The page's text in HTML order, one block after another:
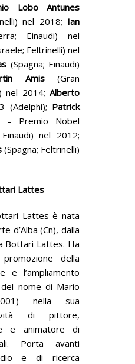
Lobo Antunes
nel 2018; Ian
Einaudi) nel
Feltrinelli) nel
(Spagna; Einaudi)
Amis(Gran
nel 2014; Alberto
(Adelphi); Patrick
– Premio Nobel
nel 2012;
(Spagna; Feltrinelli)
Lattes
Lattes è nata
d’Alba (Cn), dalla
Bottari Lattes. Ha
della
e l’ampliamento
nome di Mario
nella sua
di pittore,
e animatore di
Porta avanti
e di ricerca